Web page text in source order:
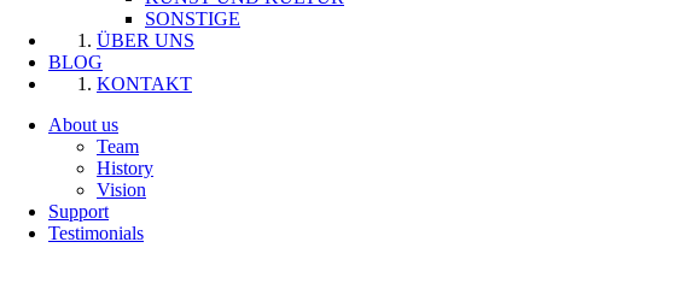
SONSTIGE
ÜBER UNS
BLOG
KONTAKT
About us
Team
History
Vision
Support
Testimonials